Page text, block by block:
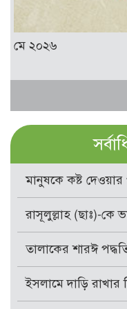
মে ২০২৬
মানুষকে কষ্ট
রাসূলুল্লাহ (ছাঃ)-কে
তালাকের শারঈ
ইসলামে দাড়ি রাখার